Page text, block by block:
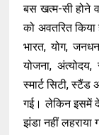
बस खत्म-सी होने
को अवतरित
भारत, योग,
योजना,
स्मार्ट सिटी,
गई। लेकिन इसमें
झंडा नहीं